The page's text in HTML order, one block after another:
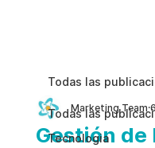
Todas las
Tecnologia
Todas las
Gestión de
Marketing Team